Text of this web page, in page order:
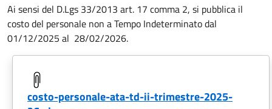
Ai sensi del D.Lgs 33/2013 art. 17 comma 2, si pubblica il
costo del personale non a Tempo Indeterminato dal
01/12/2025 al 28/02/2026.
costo-personale-ata-td-ii-trimestre-2025-